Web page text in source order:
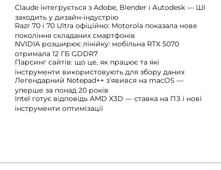
Claude інтегрується з Adobe, Blender і Autodesk — ШІ
заходить у дизайн-індустрію
Razr 70 і 70 Ultra офіційно: Motorola показала нове
покоління складаних смартфонів
NVIDIA розширює лінійку: мобільна RTX 5070
отримала 12 ГБ GDDR7
Парсинг сайтів: що це, як працює та які
інструменти використовують для збору даних
Легендарний Notepad++ з’явився на macOS —
уперше за понад 20 років
Intel готує відповідь AMD X3D — ставка на ПЗ і нові
інструменти оптимізації